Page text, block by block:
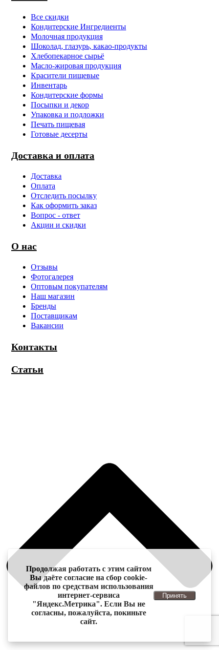
Все скидки
Кондитерские Ингредиенты
Молочная продукция
Шоколад, глазурь, какао-продукты
Хлебопекарное сырьё
Масло-жировая продукция
Красители пищевые
Инвентарь
Кондитерские формы
Посыпки и декор
Упаковка и подложки
Печать пищевая
Готовые десерты
Доставка и оплата
Доставка
Оплата
Отследить посылку
Как оформить заказ
Вопрос - ответ
Акции и скидки
О нас
Отзывы
Фотогалерея
Оптовым покупателям
Наш магазин
Бренды
Поставщикам
Вакансии
Контакты
Статьи
Продолжая работать с этим сайтом
Вы даёте согласие на сбор cookie-
файлов по средствам использования
интернет-сервиса
"Яндекс.Метрика". Если Вы не
согласны, пожалуйста, покиньте
сайт.
Принять